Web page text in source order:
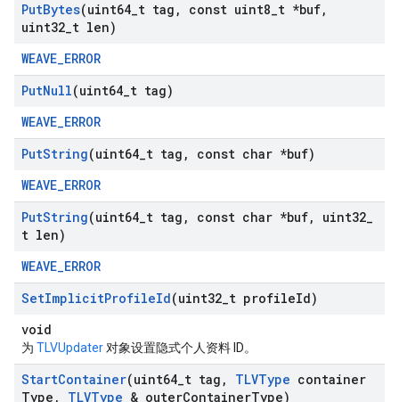
PutBytes(uint64 t tag , const uint8 t *buf,
uint32 t len)
WEAVE_ERROR
PutNull(uint64 t tag)
WEAVE_ERROR
PutString(uint64 t tag ,
const char *buf)
WEAVE_ERROR
PutString(uint64 t tag , const char *buf, uint32
t len)
WEAVE_ERROR
SetImplicitProfileId(uint32 t profileId)
void
为 TLVUpdater 对象设置隐式个人资料 ID。
StartContainer(uint64 t tag , TLVType container
Type , TLVType & outerContainerType)